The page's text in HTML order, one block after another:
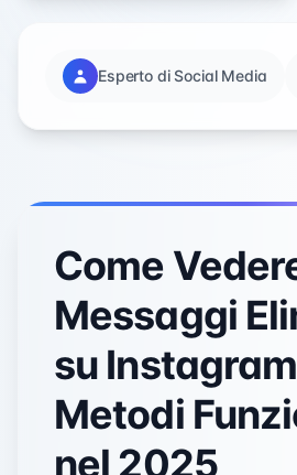
Esperto di Social Media
Come
Messaggi
su
Metodi
nel 2025